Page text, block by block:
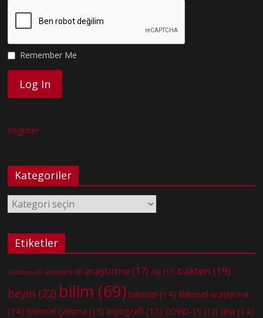
Remember Me
Register
Kategoriler
Kategoriler
Etiketler
Anatomi (8) anksiyete (8) araştırma (17) Aşı (11) bakteri (19)
beyin (22) bilim (69) bilimsel (14) Bilimsel araştırma
(14) Bilimsel çalışma (13) biyografi (15) COVID-19 (12) dna (14)